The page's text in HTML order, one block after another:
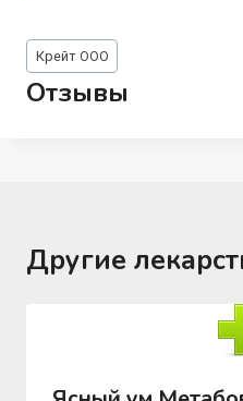
Метки
записи:
Крейт ООО
Отзывы
Другие